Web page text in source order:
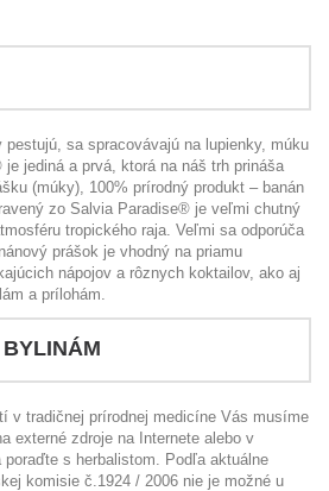
sa spracovávajú na lupienky, múku
jediná a prvá, ktorá na náš trh prináša
(múky), 100% prírodný produkt – banán
zo Salvia Paradise® je veľmi chutný
tropického raja. Veľmi sa odporúča
prášok je vhodný na priamu
nápojov a rôznych koktailov, ako aj
a prílohám.
v tradičnej prírodnej medicíne Vás musíme
externé zdroje na Internete alebo v
poraďte s herbalistom. Podľa aktuálne
komisie č.1924 / 2006 nie je možné u